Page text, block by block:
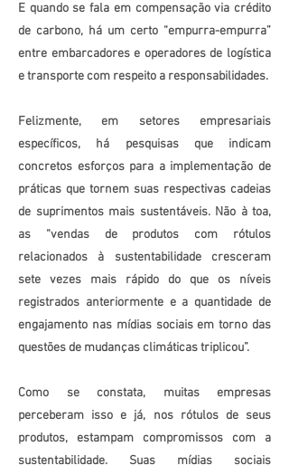
E quando se fala em compensação via crédito
de carbono, há um certo “empurra-empurra”
entre embarcadores e operadores de logística
e transporte com respeito a responsabilidades.
Felizmente, em setores empresariais
específicos, há pesquisas que indicam
concretos esforços para a implementação de
práticas que tornem suas respectivas cadeias
de suprimentos mais sustentáveis. Não à toa,
as “vendas de produtos com rótulos
relacionados à sustentabilidade cresceram
sete vezes mais rápido do que os níveis
registrados anteriormente e a quantidade de
engajamento nas mídias sociais em torno das
questões de mudanças climáticas triplicou”.
Como se constata, muitas empresas
perceberam isso e já, nos rótulos de seus
produtos, estampam compromissos com a
sustentabilidade. Suas mídias sociais